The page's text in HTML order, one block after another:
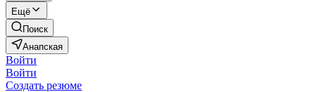
Ещё
Поиск
Анапская
Войти
Войти
Создать резюме